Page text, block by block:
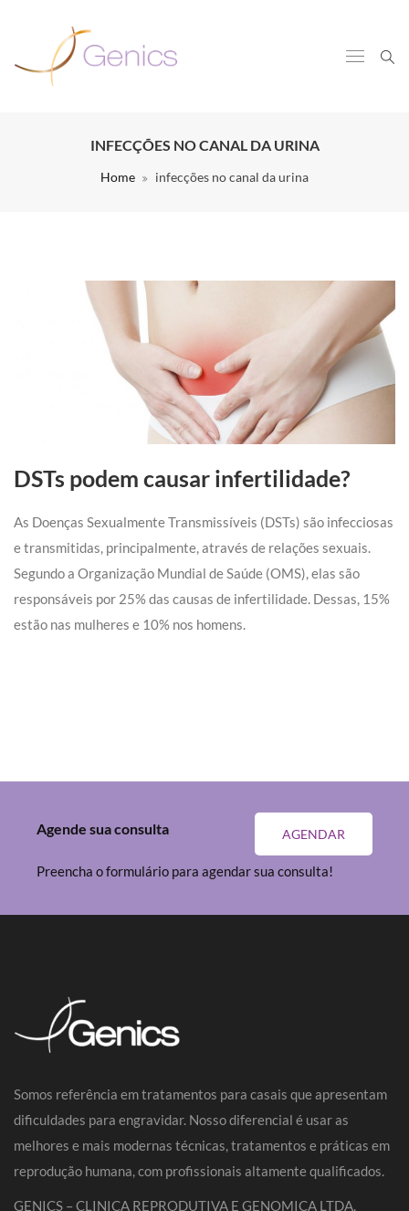
INFECÇÕES NO CANAL DA URINA
Home infecções no canal da urina
DSTs podem causar infertilidade?
As Doenças Sexualmente Transmissíveis (DSTs) são infecciosas
e transmitidas, principalmente, através de relações sexuais.
Segundo a Organização Mundial de Saúde (OMS), elas são
responsáveis por 25% das causas de infertilidade. Dessas, 15%
estão nas mulheres e 10% nos homens.
AGENDAR
Agende sua consulta
Preencha o formulário para agendar sua consulta!
Somos referência em tratamentos para casais que apresentam
dificuldades para engravidar. Nosso diferencial é usar as
melhores e mais modernas técnicas, tratamentos e práticas em
reprodução humana, com profissionais altamente qualificados.
GENICS – CLINICA REPRODUTIVA E GENOMICA LTDA.